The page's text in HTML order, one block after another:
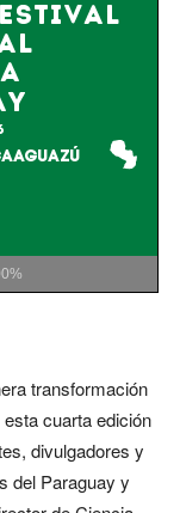
transformación
cuarta edición
divulgadores y
del Paraguay y